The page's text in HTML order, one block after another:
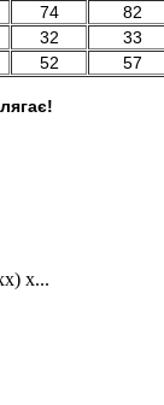
74
82
32
33
52 57
x...